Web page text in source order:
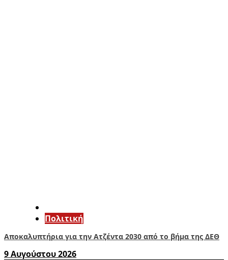
Πολιτική
Αποκαλυπτήρια για την Ατζέντα 2030 από το βήμα της ΔΕΘ
9 Αυγούστου 2026